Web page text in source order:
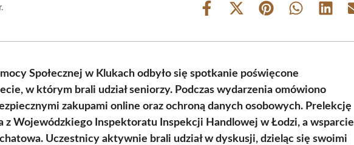
Share
Share
(Twitter)
Share Share Share
Społecznej w Klukach odbyło się spotkanie poświęcone
w którym brali udział seniorzy. Podczas wydarzenia omówiono
zakupami online oraz ochroną danych osobowych. Prelekcję
z Wojewódzkiego Inspektoratu Inspekcji Handlowej w Łodzi, a wsparcie
Uczestnicy aktywnie brali udział w dyskusji, dzieląc się swoimi